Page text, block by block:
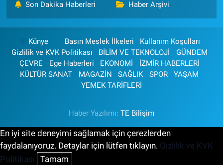
Son Dakika Haberleri Haber Arşivi
Künye Basın Meslek İlkeleri
Kullanım Koşulları
Gizlilik ve KVK Politikası
BİLİM VE TEKNOLOJİ
GÜNDEM
ÇEVRE
Ege Haberleri EKONOMİ
İZMİR HABERLERİ
KÜLTÜR SANAT
MAGAZİN SAĞLIK SPOR
YAŞAM
YEMEK TARİFLERİ
Haber Yazılımı: TE Bilişim
En iyi site deneyimi sağlamak için çerezlerden
faydalanıyoruz. Detaylar için lütfen tıklayın. Gizlilik ve KVK
Politikası Tamam